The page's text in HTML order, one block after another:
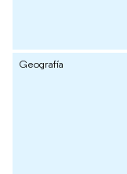
Geografía